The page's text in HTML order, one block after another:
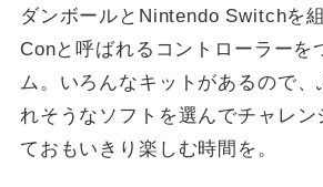
ダンボールとNintendo Switchを
Conと呼ばれるコントローラーを
ム。いろんなキットがあるので
れそうなソフトを選んでチャレ
ておもいきり楽しむ時間を。